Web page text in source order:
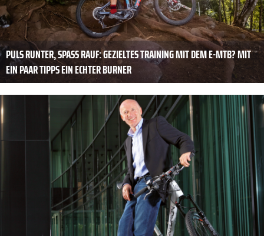
PULS RUNTER, SPASS RAUF: GEZIELTES TRAINING MIT DEM E-MTB? MIT E
IN PAAR TIPPS EIN ECHTER BURNER